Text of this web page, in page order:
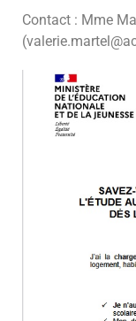
Contact : Mme